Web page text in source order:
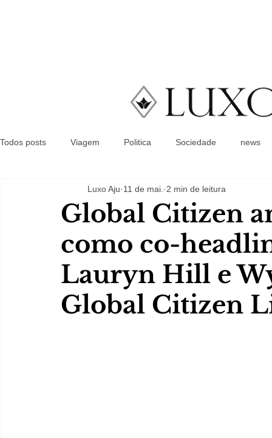
Todos posts Viagem Politica Sociedade news
Global Citizen
como co-
Lauryn Hill e
Global Citizen
Luxo Aju 11 de mai. 2 min de leitura